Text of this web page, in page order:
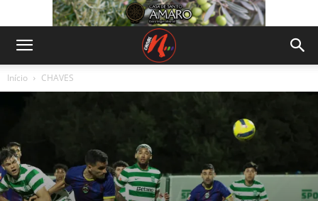
Início CHAVES